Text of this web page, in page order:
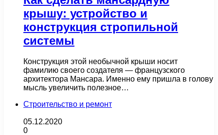
крышу: устройство и
конструкция стропильной
системы
Конструкция этой необычной крыши носит
фамилию своего создателя — французского
архитектора Мансара. Именно ему пришла в голову
мысль увеличить полезное…
Строительство и ремонт
05.12.2020
0